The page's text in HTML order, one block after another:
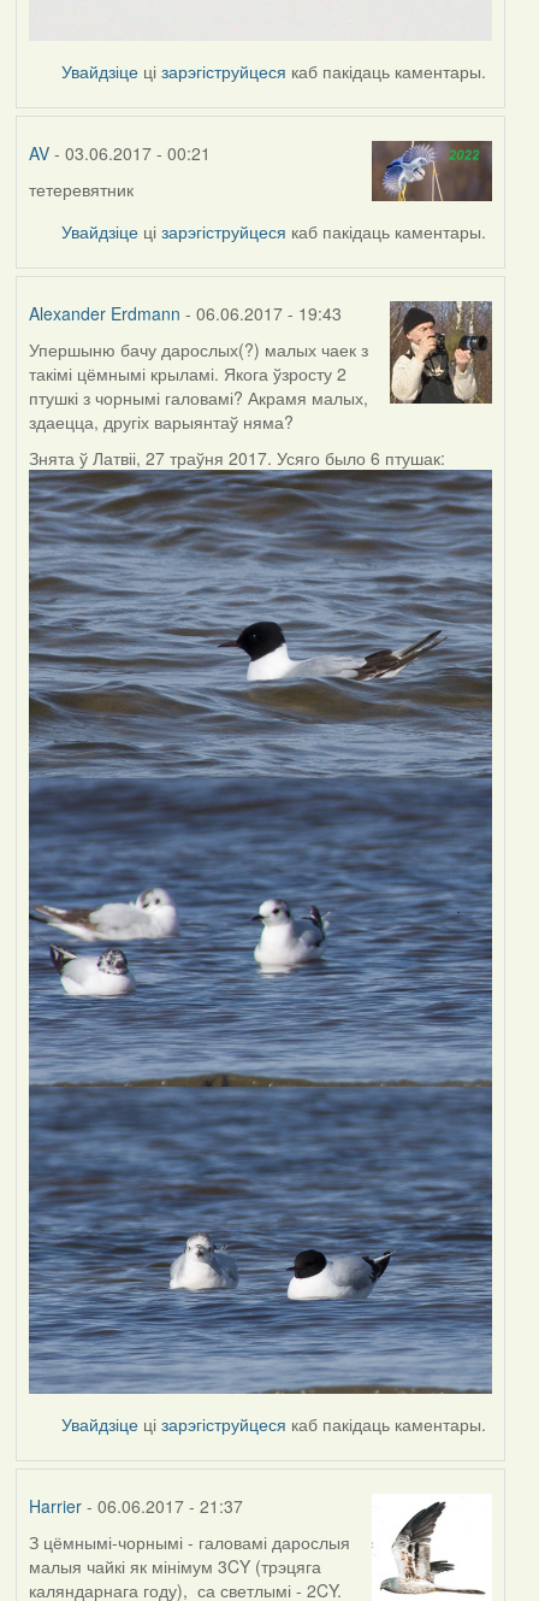
Увайдзіце цізарэгіструйцеся каб пакідаць каментары.
AV- 03.06.2017 - 00:21
тетеревятник
Увайдзіце цізарэгіструйцеся каб пакідаць каментары.
Alexander Erdmann - 06.06.2017 - 19:43
Упершыню бачу дарослых(?) малых чаек з
такімі цёмнымі крыламі. Якога ўзросту 2
птушкі з чорнымі галовамі? Акрамя малых,
здаецца, другіх варыянтаў няма?
Знята ў Латвіі, 27 траўня 2017. Усяго было 6 птушак:
Увайдзіце цізарэгіструйцеся каб пакідаць каментары.
Harrier- 06.06.2017 - 21:37
In
reply
З цёмнымі-чорнымі - галовамі дарослыя
малыя чайкі як мінімум 3CY (трэцяга
каляндарнага году), са светлымі - 2CY.